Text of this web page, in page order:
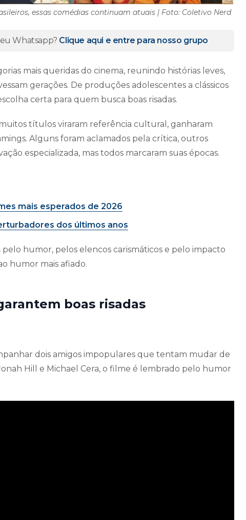
essas comédias continuam atuais | Foto: Coletivo Nerd
Whatsapp? Clique aqui e entre para nosso grupo
mais queridas do cinema, reunindo histórias leves,
gerações. De produções adolescentes a clássicos
certa para quem busca boas risadas.
títulos viraram referência cultural, ganharam
Alguns foram aclamados pela crítica, outros
especializada, mas todos marcaram suas épocas.
mais esperados de 2026
dos últimos anos
humor, pelos elencos carismáticos e pelo impacto
humor mais afiado.
boas risadas
dois amigos impopulares que tentam mudar de
Hill e Michael Cera, o filme é lembrado pelo humor